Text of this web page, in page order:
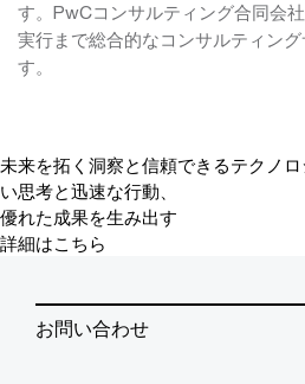
す。PwCコンサルティング合同会
実行まで総合的なコンサルティン
す。
未来を拓く洞察と信頼できるテクノロ
い思考と迅速な行動、
優れた成果を生み出す
詳細はこちら
お問い合わせ